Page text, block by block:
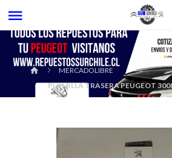
MERCADOLIBRE
PLUMILLA TRASERA PEUGEOT